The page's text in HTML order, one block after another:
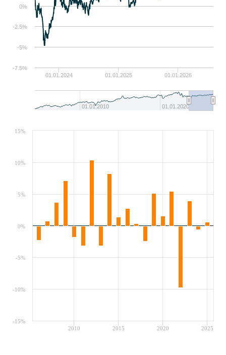
01.01.2024 01.01.2025 01.01.2026
01.01.2010 01.01.2020
0%
-7.5%
-5%
-2.5%
2010 2015 2020 2025
-15%
-10%
-5%
0%
5%
10%
15%